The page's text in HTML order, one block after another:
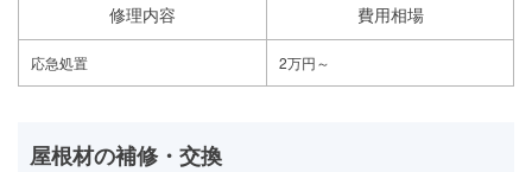
修理内容 費用相場
応急処置 2万円～
屋根材の補修・交換